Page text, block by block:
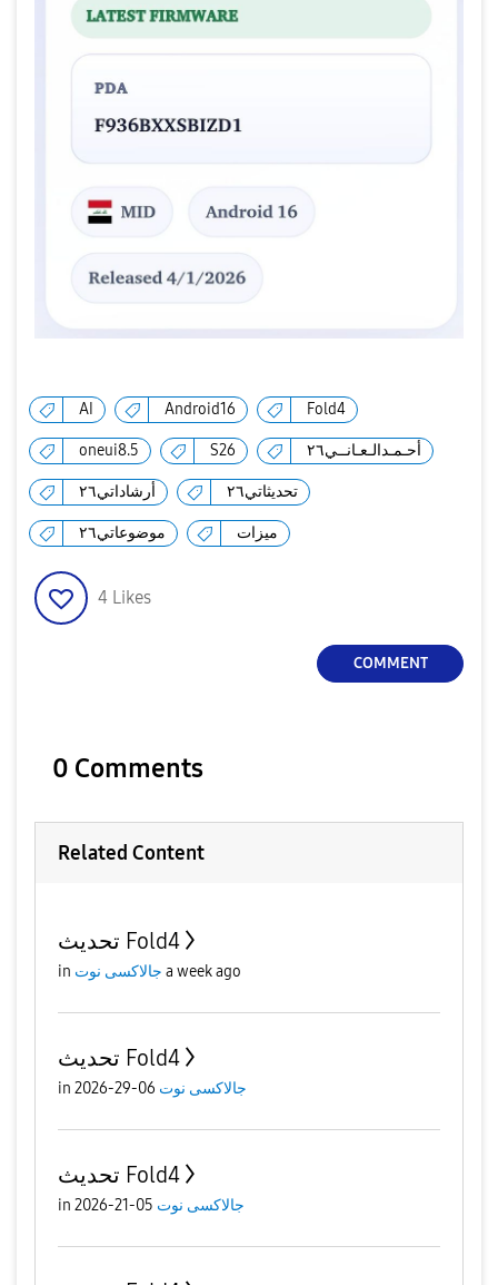
AI Android16 Fold4
oneui8.5 S26 أحـمـدالـعـانــي٢٦
أرشاداتي٢٦ تحديثاتي٢٦
موضوعاتي٢٦ ميزات
4 Likes
COMMENT
0 Comments
Related Content
تحديث Fold4
in جالاكسى نوت a week ago
تحديث Fold4
in جالاكسى نوت 06-29-2026
تحديث Fold4
in جالاكسى نوت 05-21-2026